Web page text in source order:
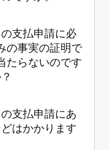
支払申請に必
の事実の証明で
たらないのです
支払申請にあ
はかかります